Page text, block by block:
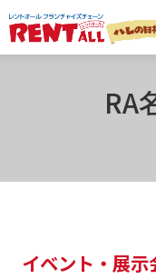
HOME 拠点一覧
RA
イベント・展